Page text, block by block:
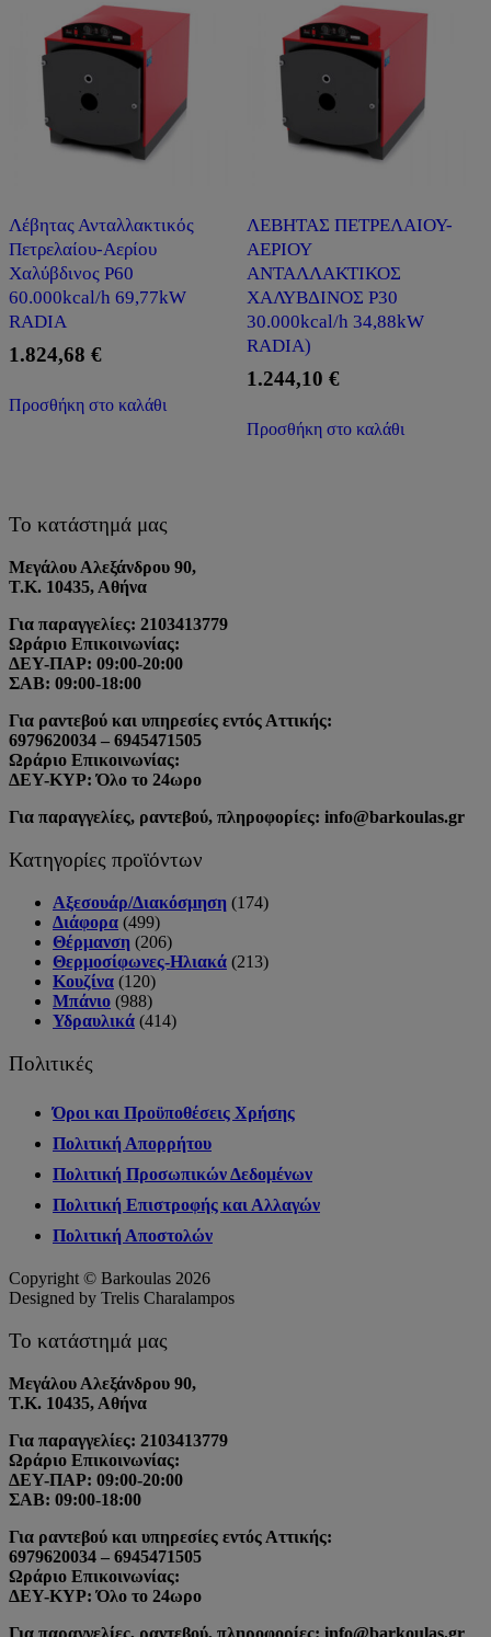
Λέβητας Ανταλλακτικός
Πετρελαίου-Αερίου
Χαλύβδινος P60
60.000kcal/h 69,77kW
RADIA
1.824,68 €
Προσθήκη στο καλάθι
ΛΕΒΗΤΑΣ ΠΕΤΡΕΛΑΙΟΥ-
ΑΕΡΙΟΥ
ΑΝΤΑΛΛΑΚΤΙΚΟΣ
ΧΑΛΥΒΔΙΝΟΣ P30
30.000kcal/h 34,88kW
RADIA)
1.244,10 €
Προσθήκη στο καλάθι
Το κατάστημά μας
Μεγάλου Αλεξάνδρου 90,
Τ.Κ. 10435, Αθήνα
Για παραγγελίες: 2103413779
Ωράριο Επικοινωνίας:
ΔΕΥ-ΠΑΡ: 09:00-20:00
ΣΑΒ: 09:00-18:00
Για ραντεβού και υπηρεσίες εντός Αττικής:
6979620034 – 6945471505
Ωράριο Επικοινωνίας:
ΔΕΥ-ΚΥΡ: Όλο το 24ωρο
Για παραγγελίες, ραντεβού, πληροφορίες: info@barkoulas.gr
Κατηγορίες προϊόντων
Αξεσουάρ/Διακόσμηση (174)
Διάφορα (499)
Θέρμανση (206)
Θερμοσίφωνες-Ηλιακά (213)
Κουζίνα (120)
Μπάνιο (988)
Υδραυλικά (414)
Πολιτικές
Όροι και Προϋποθέσεις Χρήσης
Πολιτική Απορρήτου
Πολιτική Προσωπικών Δεδομένων
Πολιτική Επιστροφής και Αλλαγών
Πολιτική Αποστολών
Copyright © Barkoulas 2026
Designed by Trelis Charalampos
Το κατάστημά μας
Μεγάλου Αλεξάνδρου 90,
Τ.Κ. 10435, Αθήνα
Για παραγγελίες: 2103413779
Ωράριο Επικοινωνίας:
ΔΕΥ-ΠΑΡ: 09:00-20:00
ΣΑΒ: 09:00-18:00
Για ραντεβού και υπηρεσίες εντός Αττικής:
6979620034 – 6945471505
Ωράριο Επικοινωνίας:
ΔΕΥ-ΚΥΡ: Όλο το 24ωρο
Για παραγγελίες, ραντεβού, πληροφορίες: info@barkoulas.gr